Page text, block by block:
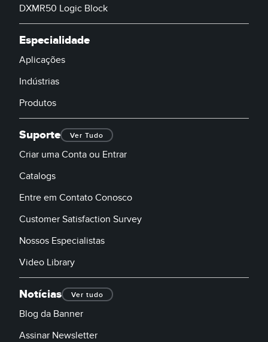
SOFTWARE
Software GUI para Sensores
Sensors with IO-Link
DXMR50 Logic Block
Especialidade
Aplicações
Indústrias
Produtos
Suporte Ver Tudo
Criar uma Conta ou Entrar
Catalogs
Entre em Contato Conosco
Customer Satisfaction Survey
Nossos Especialistas
Video Library
Notícias Ver tudo
Blog da Banner
Assinar Newsletter